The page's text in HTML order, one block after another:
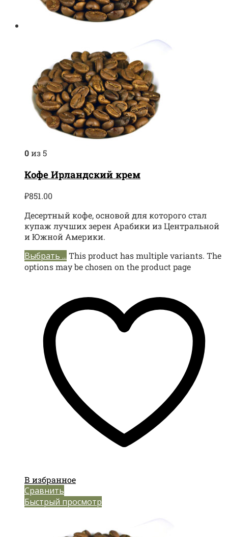
0из 5
Кофе Ирландский крем
₽851.00
Десертный кофе, основой для которого стал
купаж лучших зерен Арабики из Центральной
и Южной Америки.
Выбрать ... This product has multiple variants. The
options may be chosen on the product page
В избранное
Сравнить
Быстрый просмотр